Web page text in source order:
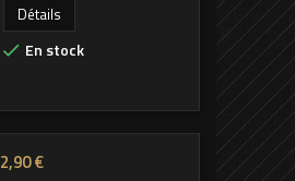
Détails
 En stock
Prix
2,90 €